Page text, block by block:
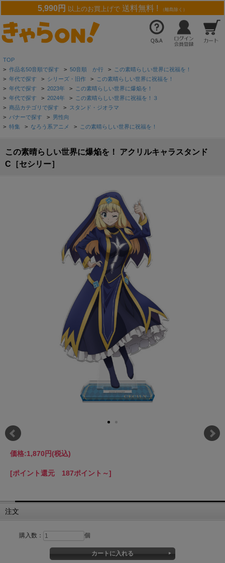
5,990円 以上のお買上げで 送料無料 ! （離島除く）
TOP
> 作品名50音順で探す > 50音順 か行 > この素晴らしい世界に祝福を！
> 年代で探す > シリーズ・旧作 > この素晴らしい世界に祝福を！
> 年代で探す > 2023年 > この素晴らしい世界に爆焔を！
> 年代で探す > 2024年 > この素晴らしい世界に祝福を！３
> 商品カテゴリで探す > スタンド・ジオラマ
> バナーで探す > 男性向
> 特集 > なろう系アニメ > この素晴らしい世界に祝福を！
この素晴らしい世界に爆焔を！ アクリルキャラスタンド
C［セシリー］
価格:1,870円(税込)
[ポイント還元 187ポイント～]
注文
購入数： 個